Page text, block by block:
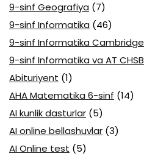
9-sinf Geografiya (7)
9-sinf Informatika (46)
9-sinf Informatika Cambridge
9-sinf Informatika va AT CHSB
Abituriyent (1)
AHA Matematika 6-sinf (14)
AI kunlik dasturlar (5)
AI online bellashuvlar (3)
AI Online test (5)